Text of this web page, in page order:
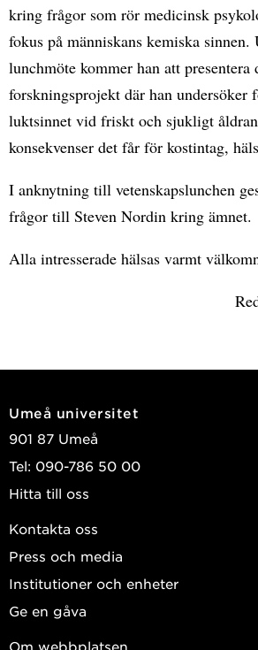
kring frågor som rör medicinsk
fokus på människans kemiska sinnen.
lunchmöte kommer han att presentera
forskningsprojekt där han undersöker
luktsinnet vid friskt och sjukligt
konsekvenser det får för kostintag,
I anknytning till vetenskapslunchen
frågor till Steven Nordin kring ämnet.
Alla intresserade hälsas varmt
Umeå universitet
901 87 Umeå
Tel: 090-786 50 00
Hitta till oss
Kontakta oss
Press och media
Institutioner och enheter
Ge en gåva
Om webbplatsen